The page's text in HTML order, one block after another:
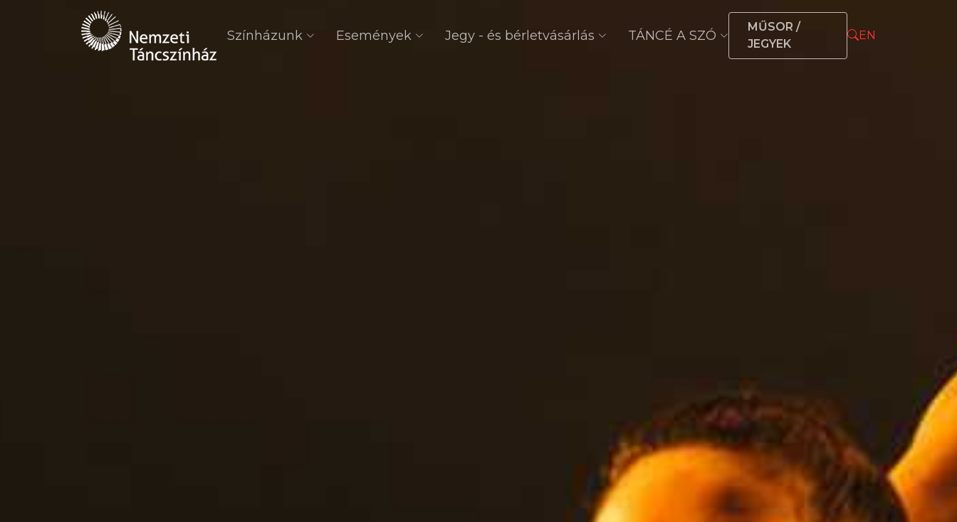
Színházunk Események Jegy - és bérletvásárlás TÁNCÉ A SZÓ
MŰSOR /
JEGYEK
EN